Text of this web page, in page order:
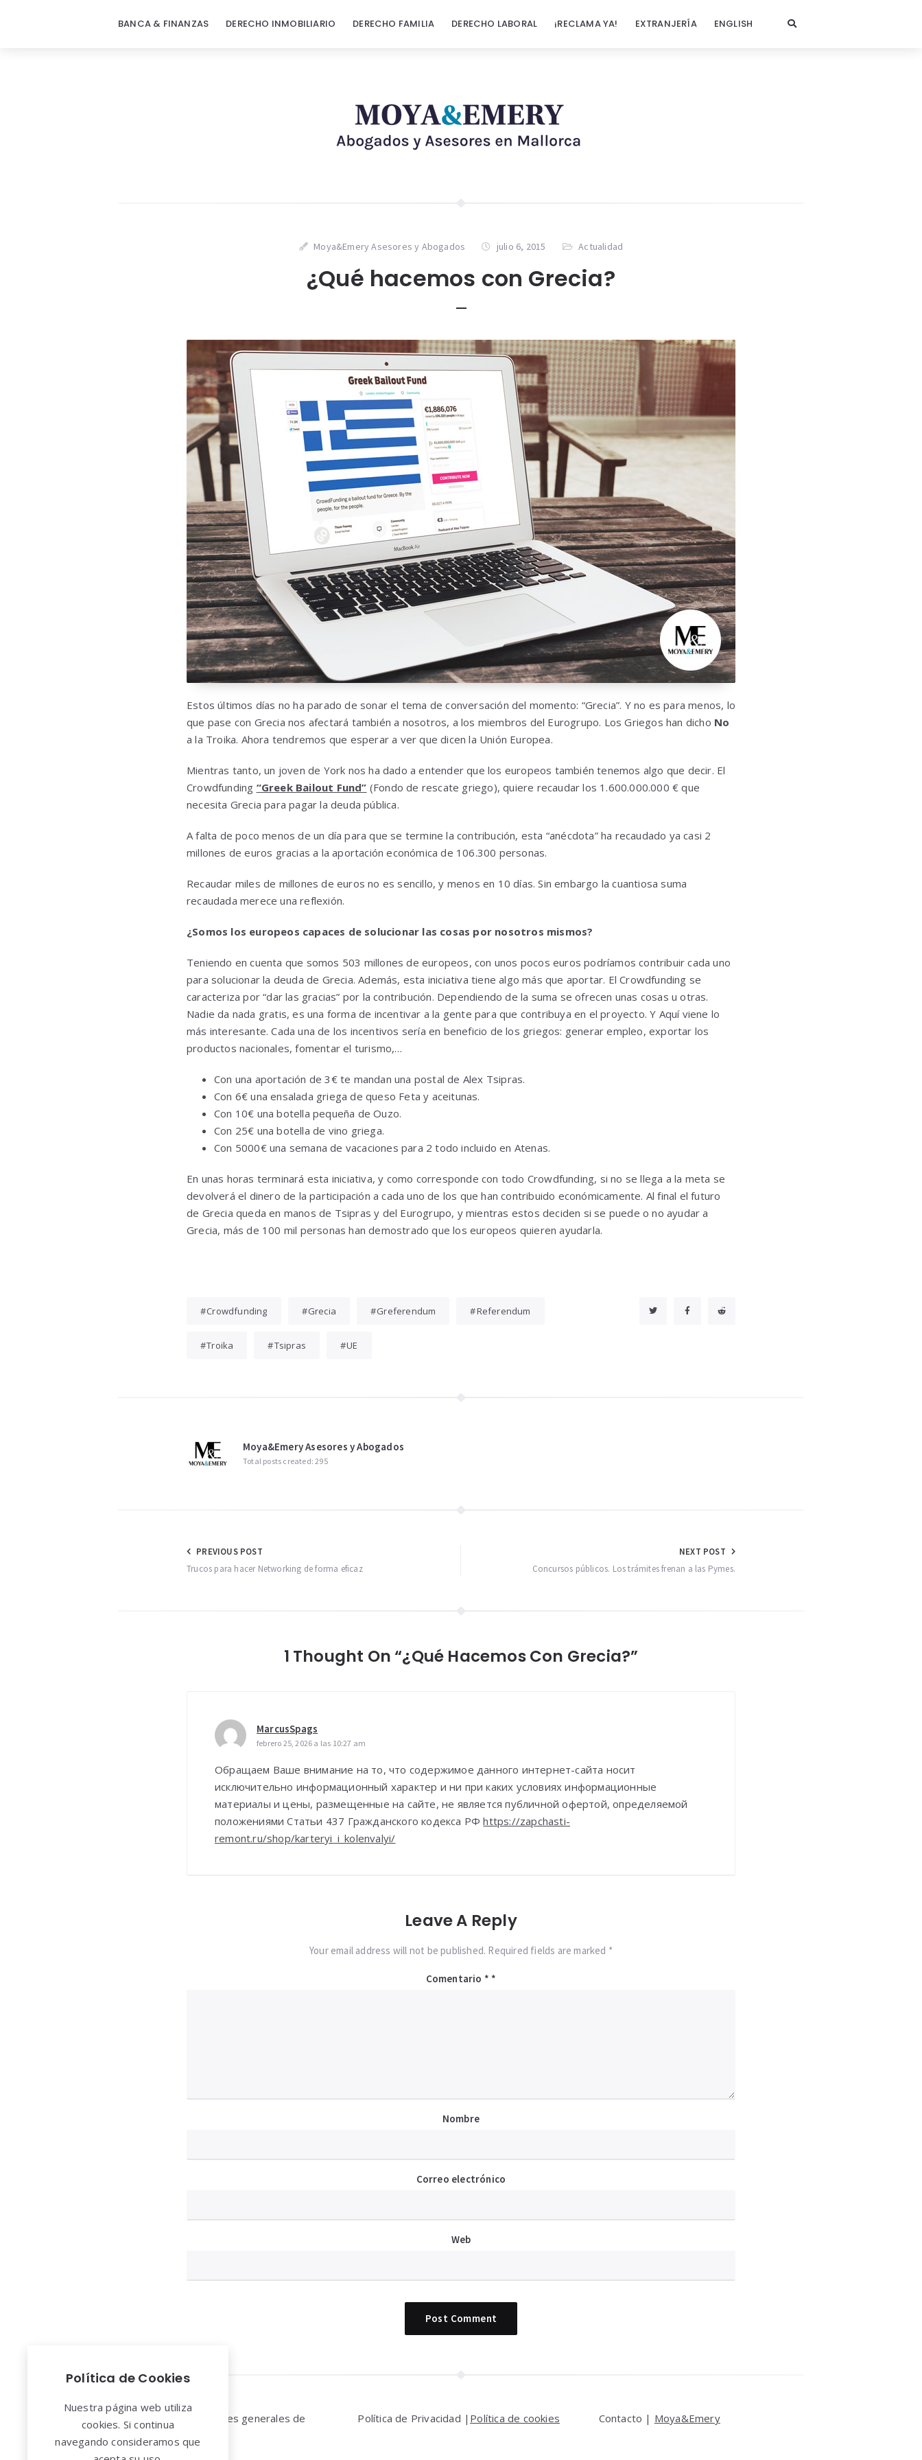
BANCA & FINANZAS DERECHO INMOBILIARIO DERECHO FAMILIA DERECHO LABORAL ¡RECLAMA YA! EXTRANJERÍA ENGLISH
Moya&Emery Asesores y Abogados julio 6, 2015 Actualidad
¿Qué hacemos con Grecia?
Estos últimos días no ha parado de sonar el tema de conversación del momento: “Grecia”. Y no es para menos, lo
que pase con Grecia nos afectará también a nosotros, a los miembros del Eurogrupo. Los Griegos han dicho No
a la Troika. Ahora tendremos que esperar a ver que dicen la Unión Europea.
Mientras tanto, un joven de York nos ha dado a entender que los europeos también tenemos algo que decir. El
Crowdfunding “Greek Bailout Fund” (Fondo de rescate griego), quiere recaudar los 1.600.000.000 € que
necesita Grecia para pagar la deuda pública.
A falta de poco menos de un día para que se termine la contribución, esta “anécdota” ha recaudado ya casi 2
millones de euros gracias a la aportación económica de 106.300 personas.
Recaudar miles de millones de euros no es sencillo, y menos en 10 días. Sin embargo la cuantiosa suma
recaudada merece una reflexión.
¿Somos los europeos capaces de solucionar las cosas por nosotros mismos?
Teniendo en cuenta que somos 503 millones de europeos, con unos pocos euros podríamos contribuir cada uno
para solucionar la deuda de Grecia. Además, esta iniciativa tiene algo más que aportar. El Crowdfunding se
caracteriza por “dar las gracias” por la contribución. Dependiendo de la suma se ofrecen unas cosas u otras.
Nadie da nada gratis, es una forma de incentivar a la gente para que contribuya en el proyecto. Y Aquí viene lo
más interesante. Cada una de los incentivos sería en beneficio de los griegos: generar empleo, exportar los
productos nacionales, fomentar el turismo,…
Con una aportación de 3€ te mandan una postal de Alex Tsipras.
Con 6€ una ensalada griega de queso Feta y aceitunas.
Con 10€ una botella pequeña de Ouzo.
Con 25€ una botella de vino griega.
Con 5000€ una semana de vacaciones para 2 todo incluido en Atenas.
En unas horas terminará esta iniciativa, y como corresponde con todo Crowdfunding, si no se llega a la meta se
devolverá el dinero de la participación a cada uno de los que han contribuido económicamente. Al final el futuro
de Grecia queda en manos de Tsipras y del Eurogrupo, y mientras estos deciden si se puede o no ayudar a
Grecia, más de 100 mil personas han demostrado que los europeos quieren ayudarla.
Crowdfunding Grecia Greferendum Referendum
Troika Tsipras UE
Moya&Emery Asesores y Abogados
Total posts created: 295
Navegación
de
PREVIOUS POST
Trucos para hacer Networking de forma eficaz
NEXT POST
Concursos públicos. Los trámites frenan a las Pymes.
1 Thought On “¿Qué Hacemos Con Grecia?”
MarcusSpags
febrero 25, 2026 a las 10:27 am
Обращаем Ваше внимание на то, что содержимое данного интернет-сайта носит
исключительно информационный характер и ни при каких условиях информационные
материалы и цены, размещенные на сайте, не является публичной офертой, определяемой
положениями Статьи 437 Гражданского кодекса РФhttps://zapchasti-
remont.ru/shop/karteryi_i_kolenvalyi/
Leave A Reply
Your email address will not be published. Required fields are marked *
Comentario *
Nombre
Correo electrónico
Web
Widgets
Aviso legal y Condiciones generales de
uso
Política de Privacidad | Política de cookies Contacto | Moya&Emery
Política de Cookies
Nuestra página web utiliza
cookies. Si continua
navegando consideramos que